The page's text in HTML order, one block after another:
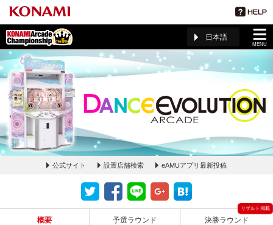
MENU
日本語
公式サイト 設置店舗検索 eAMUアプリ最新投稿
概要 予選ラウンド 決勝ラウンド